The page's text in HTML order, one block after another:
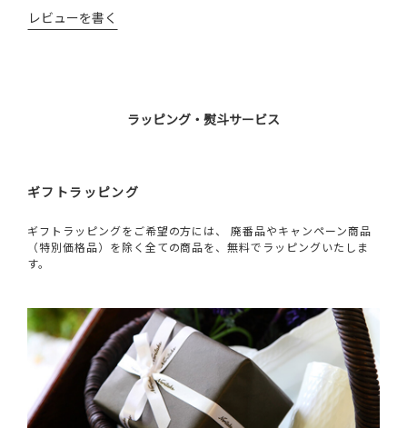
レビューを書く
ラッピング・熨斗サービス
ギフトラッピング
ギフトラッピングをご希望の方には、 廃番品やキャンペーン商品
（特別価格品）を除く全ての商品を、無料でラッピングいたしま
す。